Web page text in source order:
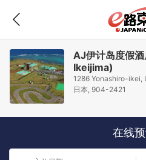
AJ伊计岛度假
Ikeijima)
1286 Yonashiro-ikei,
日本, 904-2421
在线